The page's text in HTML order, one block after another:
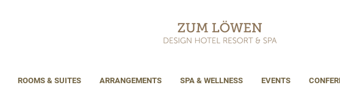
ROOMS & SUITES ARRANGEMENTS SPA & WELLNESS EVENTS